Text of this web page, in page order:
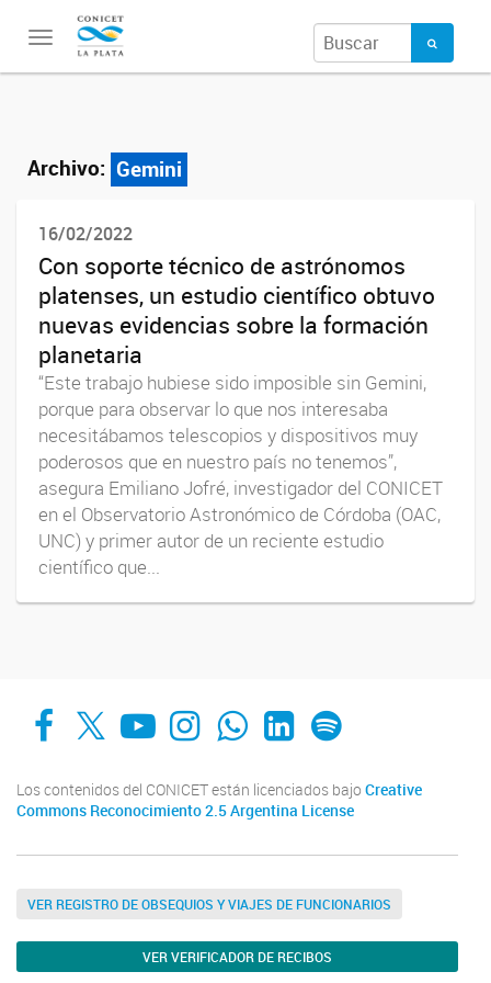
Toggle
navigation
Archivo: Gemini
16/02/2022
Con soporte técnico de astrónomos
platenses, un estudio científico obtuvo
nuevas evidencias sobre la formación
planetaria
“Este trabajo hubiese sido imposible sin Gemini,
porque para observar lo que nos interesaba
necesitábamos telescopios y dispositivos muy
poderosos que en nuestro país no tenemos”,
asegura Emiliano Jofré, investigador del CONICET
en el Observatorio Astronómico de Córdoba (OAC,
UNC) y primer autor de un reciente estudio
científico que...
Facebook
X YouTube
Instagram
Whats AppLinkedIn
Spotify
Los contenidos del CONICET están licenciados bajo Creative
Commons Reconocimiento 2.5 Argentina License
VER REGISTRO DE OBSEQUIOS Y VIAJES DE FUNCIONARIOS
VER VERIFICADOR DE RECIBOS